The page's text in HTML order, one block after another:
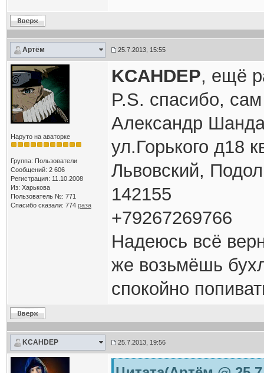
Артём 25.7.2013, 15:55
Наруто на аваторке
Группа: Пользователи
Сообщений: 2 606
Регистрация: 11.10.2008
Из: Харькова
Пользователь №: 771
Спасибо сказали: 774 раза
KCAHDEP, ещё
P.S. спасибо,
Александр
ул.Горького д18
Львовский,
142155
+79267269766
Надеюсь всё
же возьмёшь
спокойно
KCAHDEP 25.7.2013, 19:56